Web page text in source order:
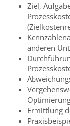
Ziel,
anderen
Ermittlung